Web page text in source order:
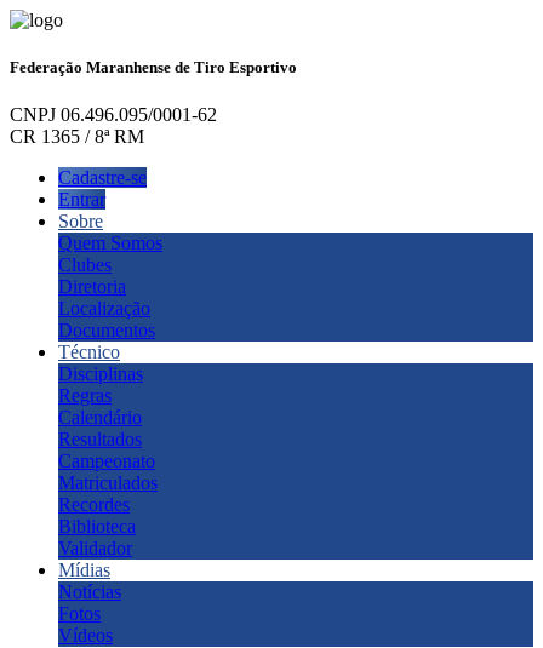
Federação Maranhense de Tiro Esportivo
CNPJ 06.496.095/0001-62
CR 1365 / 8ª RM
Cadastre-se
Entrar
Sobre
Quem Somos
Clubes
Diretoria
Localização
Documentos
Técnico
Disciplinas
Regras
Calendário
Resultados
Campeonato
Matriculados
Recordes
Biblioteca
Validador
Mídias
Notícias
Fotos
Vídeos